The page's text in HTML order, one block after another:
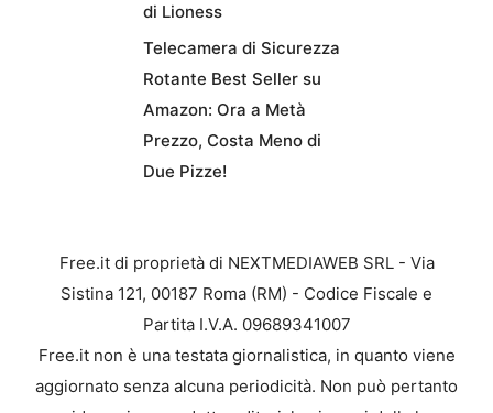
di Lioness
Telecamera di Sicurezza
Rotante Best Seller su
Amazon: Ora a Metà
Prezzo, Costa Meno di
Due Pizze!
Free.it di proprietà di NEXTMEDIAWEB SRL - Via
Sistina 121, 00187 Roma (RM) - Codice Fiscale e
Partita I.V.A. 09689341007
Free.it non è una testata giornalistica, in quanto viene
aggiornato senza alcuna periodicità. Non può pertanto